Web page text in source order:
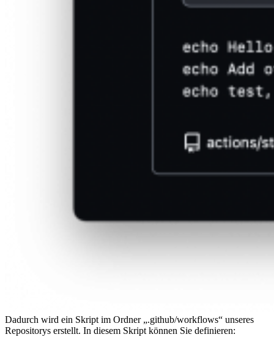
Dadurch wird ein Skript im Ordner „.github/workflows“ unseres
Repositorys erstellt. In diesem Skript können Sie definieren: